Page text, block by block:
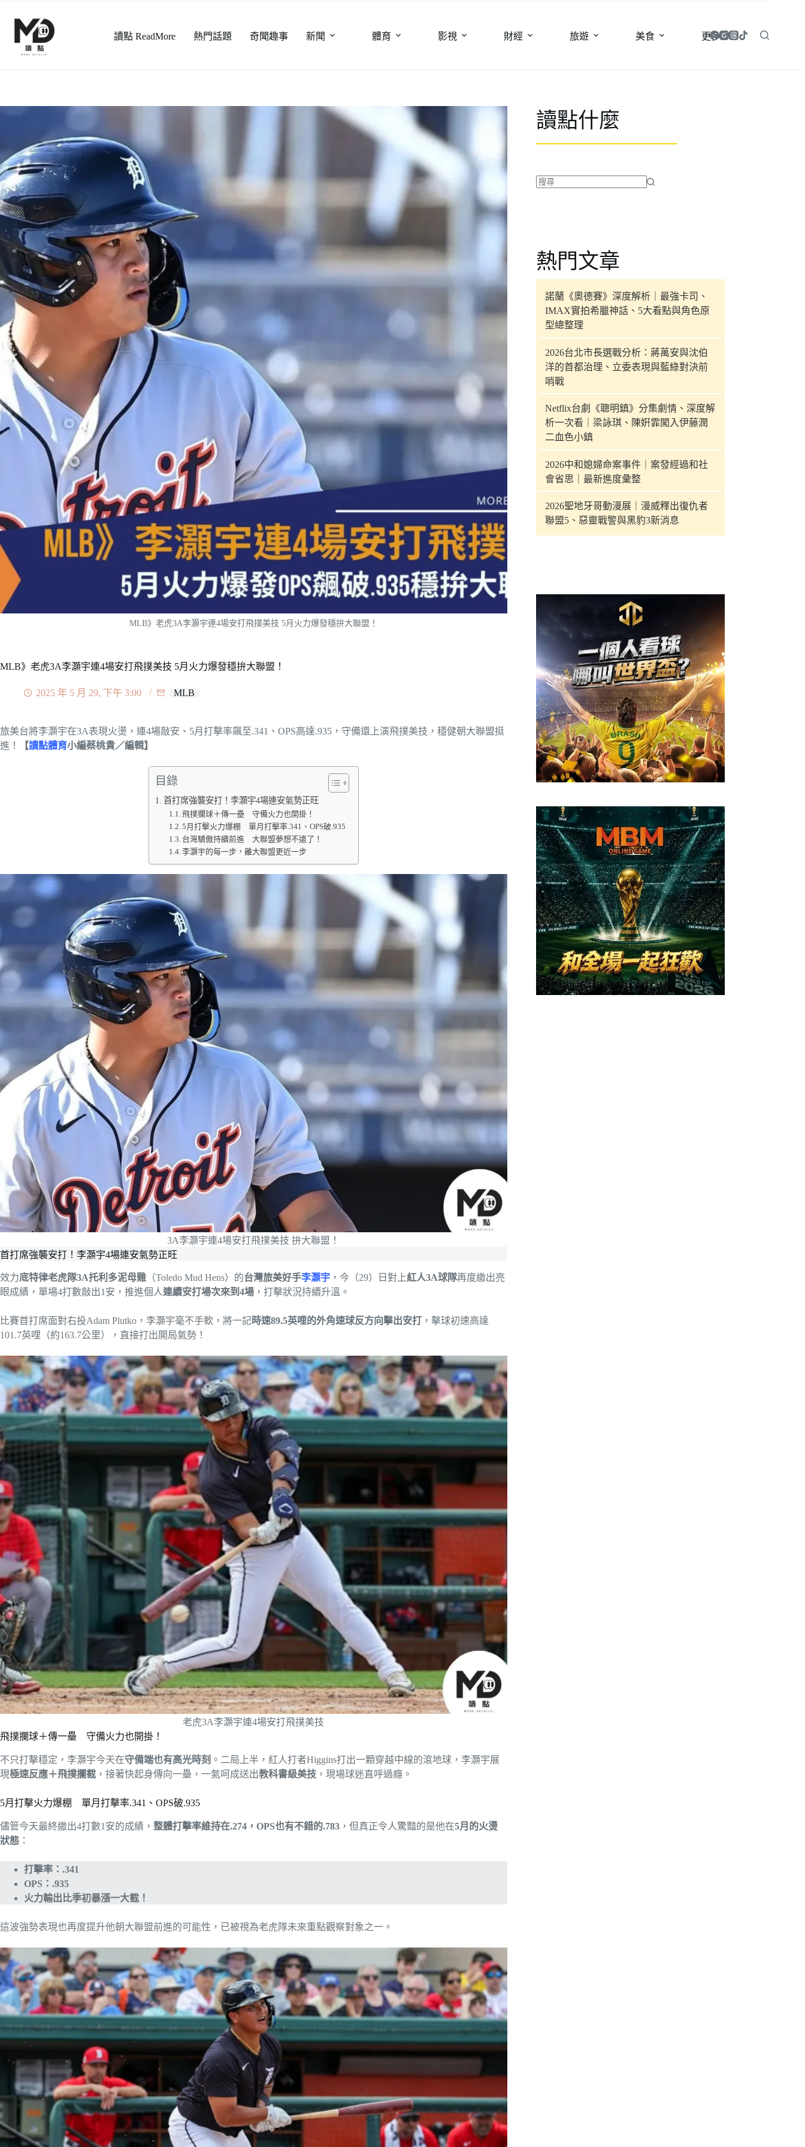
讀點 ReadMore 熱門話題 奇聞趣事 新聞 體育 影視 財經 旅遊 美食 更多
MLB》老虎3A李灝宇連4場安打飛撲美技 5月火力爆發穩拚大聯盟！
MLB》老虎3A李灝宇連4場安打飛撲美技 5月火力爆發穩拚大聯盟！
2025 年 5 月 29, 下午 3:00 MLB
旅美台將李灝宇在3A表現火燙，連4場敲安、5月打擊率飆至.341、OPS高達.935，守備還上演飛撲美技，穩健朝大聯盟挺
進！
【讀點體育小編蔡桃貴／編輯】
目錄
首打席強襲安打！李灝宇4場連安氣勢正旺
飛撲攔球＋傳一壘 守備火力也開掛！
5月打擊火力爆棚 單月打擊率.341、OPS破.935
台灣驕傲持續前進 大聯盟夢想不遠了！
李灝宇的每一步，離大聯盟更近一步
3A李灝宇連4場安打飛撲美技 拚大聯盟！
首打席強襲安打！李灝宇4場連安氣勢正旺
效力底特律老虎隊3A托利多泥母雞 （Toledo Mud Hens）的台灣旅美好手李灝宇 ，今（29）日對上紅人3A球隊再度繳出亮
眼成績，單場4打數敲出1安，推進個人連續安打場次來到4場 ，打擊狀況持續升溫。
比賽首打席面對右投Adam Plutko，李灝宇毫不手軟，將一記時速89.5英哩的外角速球反方向擊出安打 ，擊球初速高達
101.7英哩（約163.7公里），直接打出開局氣勢！
老虎3A李灝宇連4場安打飛撲美技
飛撲攔球＋傳一壘 守備火力也開掛！
不只打擊穩定，李灝宇今天在守備端也有高光時刻 。二局上半，紅人打者Higgins打出一顆穿越中線的滾地球，李灝宇展
現極速反應＋飛撲攔截 ，接著快起身傳向一壘，一氣呵成送出教科書級美技 ，現場球迷直呼過癮。
5月打擊火力爆棚 單月打擊率.341、OPS破.935
儘管今天最終繳出4打數1安的成績， 整體打擊率維持在.274，OPS也有不錯的.783 ，但真正令人驚豔的是他在5月的火燙
狀態 ：
打擊率：.341
OPS：.935
火力輸出比季初暴漲一大截！
這波強勢表現也再度提升他朝大聯盟前進的可能性，已被視為老虎隊未來重點觀察對象之一。
讀點什麼
合
條
件
的
結
熱門文章
諾蘭《奧德賽》深度解析｜最強卡司、
IMAX實拍希臘神話、5大看點與角色原
型總整理
2026台北市長選戰分析：蔣萬安與沈伯
洋的首都治理、立委表現與藍綠對決前
哨戰
Netflix台劇《聰明鎮》分集劇情、深度解
析一次看｜梁詠琪、陳姸霏闖入伊藤潤
二血色小鎮
2026中和媳婦命案事件｜案發經過和社
會省思｜最新進度彙整
2026聖地牙哥動漫展｜漫威釋出復仇者
聯盟5、惡靈戰警與黑豹3新消息